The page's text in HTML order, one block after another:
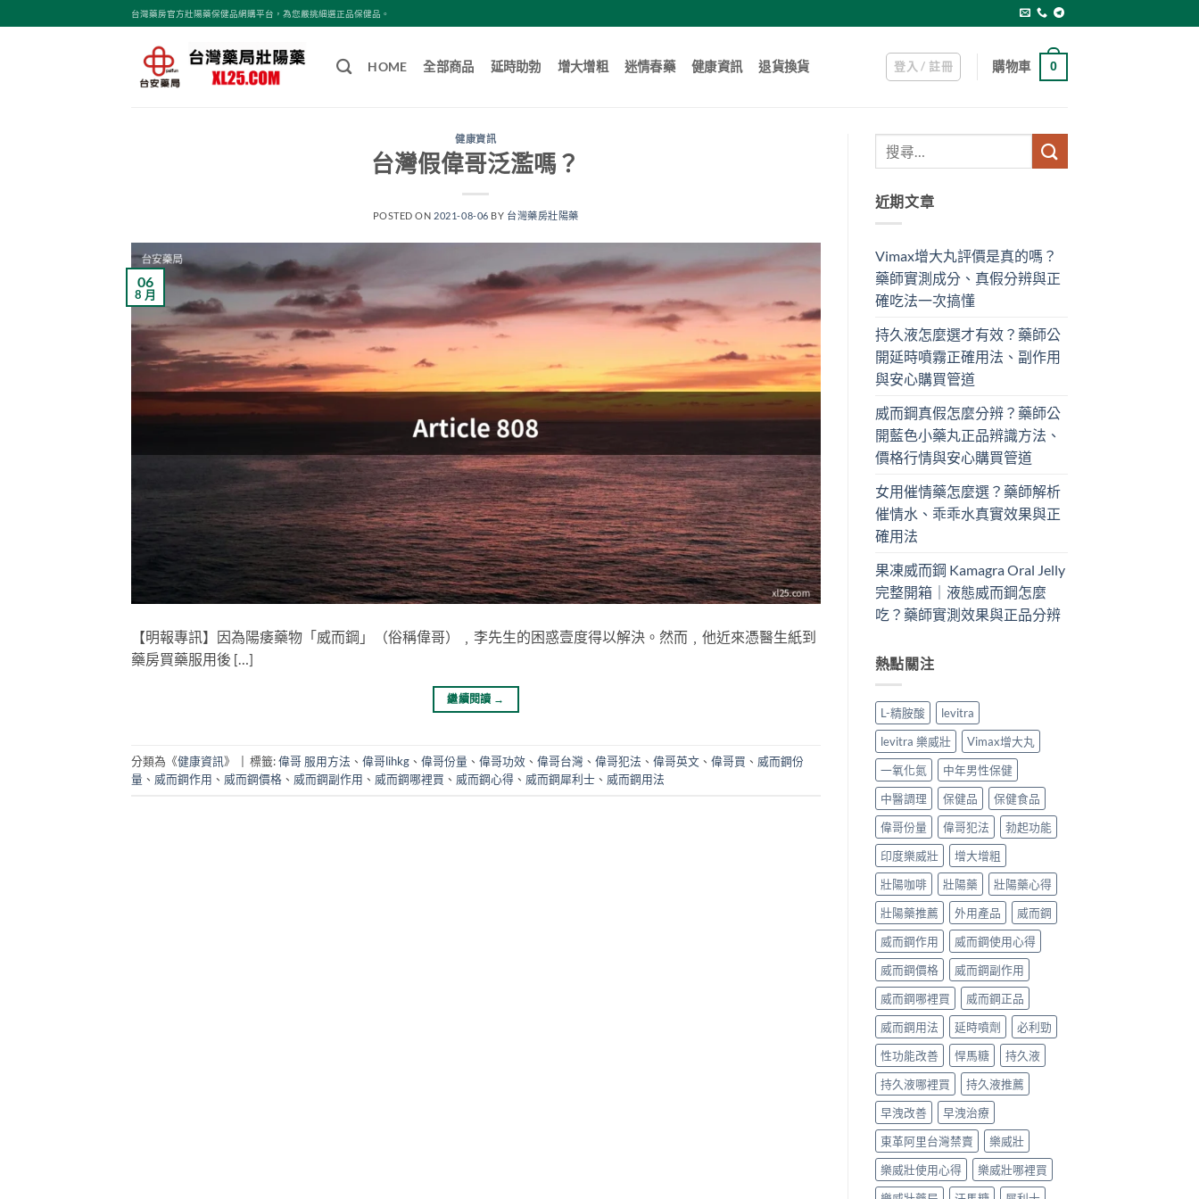
轉
台灣藥房官方壯陽藥保健品網購平台，為您嚴挑細選正品保健品。
HOME 全部商品 延時助勃 增大增粗 迷情春藥 健康資訊 退貨換貨 登入 / 註冊 購物車 0
健康資訊
台灣假偉哥泛濫嗎？
POSTED ON 2021-08-06 BY 台灣藥房壯陽藥
06
8 月
【明報專訊】因為陽痿藥物「威而鋼」（俗稱偉哥）﹐李先生的困惑壹度得以解決。然而﹐他近來憑醫生紙到
藥房買藥服用後 […]
繼續閱讀 →
分類為《健康資訊》 標籤:偉哥 服用方法 、 偉哥lihkg 、 偉哥份量 、 偉哥功效 、 偉哥台灣 、 偉哥犯法 、 偉哥英文 、 偉哥買 、 威而鋼份
量 、 威而鋼作用 、 威而鋼價格 、 威而鋼副作用 、 威而鋼哪裡買 、 威而鋼心得 、 威而鋼犀利士 、 威而鋼用法
近期文章
Vimax增大丸評價是真的嗎？
藥師實測成分、真假分辨與正
確吃法一次搞懂
持久液怎麼選才有效？藥師公
開延時噴霧正確用法、副作用
與安心購買管道
威而鋼真假怎麼分辨？藥師公
開藍色小藥丸正品辨識方法、
價格行情與安心購買管道
女用催情藥怎麼選？藥師解析
催情水、乖乖水真實效果與正
確用法
果凍威而鋼 Kamagra Oral Jelly
完整開箱｜液態威而鋼怎麼
吃？藥師實測效果與正品分辨
熱點關注
L-精胺酸
levitra
levitra 樂威壯
Vimax增大丸
一氧化氮
中年男性保健
中醫調理
保健品
保健食品
偉哥份量
偉哥犯法
勃起功能
印度樂威壯
增大增粗
壯陽咖啡
壯陽藥
壯陽藥心得
壯陽藥推薦
外用產品
威而鋼
威而鋼作用
威而鋼使用心得
威而鋼價格
威而鋼副作用
威而鋼哪裡買
威而鋼正品
威而鋼用法
延時噴劑
必利勁
性功能改善
悍馬糖
持久液
持久液哪裡買
持久液推薦
早洩改善
早洩治療
東革阿里台灣禁賣
樂威壯
樂威壯使用心得
樂威壯哪裡買